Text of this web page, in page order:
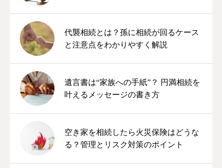
代襲相続とは？孫に相続が回るケース
と注意点をわかりやすく解説
遺言書は“家族への手紙”？ 円満相続を
叶えるメッセージの書き方
空き家を相続したら火災保険はどうな
る？管理とリスク対策のポイント